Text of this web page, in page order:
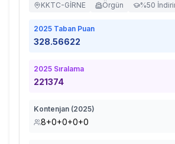
KKTC-GİRNE Örgün %50
2025 Taban Puan
328.56622
2025 Sıralama
221374
Kontenjan (2025)
8+0+0+0+0